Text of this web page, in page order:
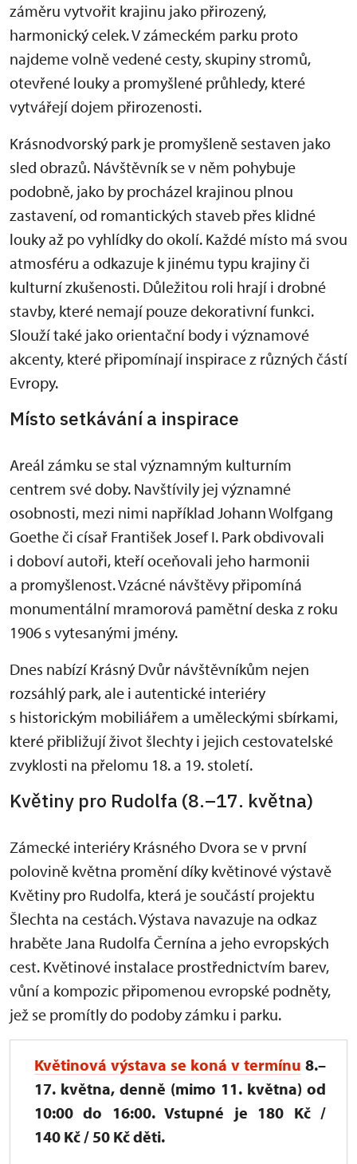
záměru vytvořit krajinu jako přirozený,
harmonický celek. V zámeckém parku proto
najdeme volně vedené cesty, skupiny stromů,
otevřené louky a promyšlené průhledy, které
vytvářejí dojem přirozenosti.
Krásnodvorský park je promyšleně sestaven jako
sled obrazů. Návštěvník se v něm pohybuje
podobně, jako by procházel krajinou plnou
zastavení, od romantických staveb přes klidné
louky až po vyhlídky do okolí. Každé místo má svou
atmosféru a odkazuje k jinému typu krajiny či
kulturní zkušenosti. Důležitou roli hrají i drobné
stavby, které nemají pouze dekorativní funkci.
Slouží také jako orientační body i významové
akcenty, které připomínají inspirace z různých částí
Evropy.
Místo setkávání a inspirace
Areál zámku se stal významným kulturním
centrem své doby. Navštívily jej významné
osobnosti, mezi nimi například Johann Wolfgang
Goethe či císař František Josef I. Park obdivovali
i doboví autoři, kteří oceňovali jeho harmonii
a promyšlenost. Vzácné návštěvy připomíná
monumentální mramorová pamětní deska z roku
1906 s vytesanými jmény.
Dnes nabízí Krásný Dvůr návštěvníkům nejen
rozsáhlý park, ale i autentické interiéry
s historickým mobiliářem a uměleckými sbírkami,
které přibližují život šlechty i jejich cestovatelské
zvyklosti na přelomu 18. a 19. století.
Květiny pro Rudolfa (8.–17. května)
Zámecké interiéry Krásného Dvora se v první
polovině května promění díky květinové výstavě
Květiny pro Rudolfa, která je součástí projektu
Šlechta na cestách. Výstava navazuje na odkaz
hraběte Jana Rudolfa Černína a jeho evropských
cest. Květinové instalace prostřednictvím barev,
vůní a kompozic připomenou evropské podněty,
jež se promítly do podoby zámku i parku.
Květinová výstava se koná v termínu 8.–
17. května, denně (mimo 11. května) od
10:00 do 16:00. Vstupné je 180 Kč /
140 Kč / 50 Kč děti.